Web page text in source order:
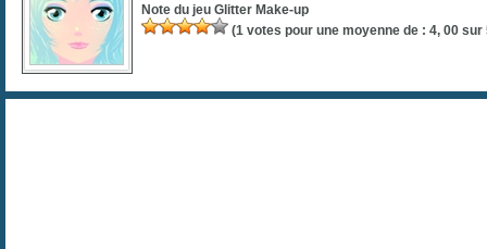
Note du jeu Glitter Make-up
(1 votes pour une moyenne de : 4, 00 sur